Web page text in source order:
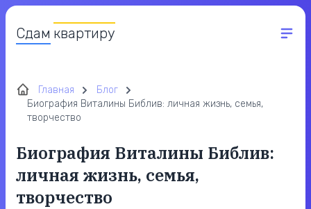
Сдам квартиру
Главная
Блог
Биография Виталины Библив: личная жизнь, семья,
творчество
Биография Виталины Библив:
личная жизнь, семья,
творчество